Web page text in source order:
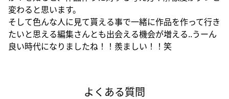
変わると思います。
そして色んな人に見て貰える事で一緒に作品を作って行き
たいと思える編集さんとも出会える機会が増える..うーん
良い時代になりましたね！！羨ましい！！笑
よくある質問